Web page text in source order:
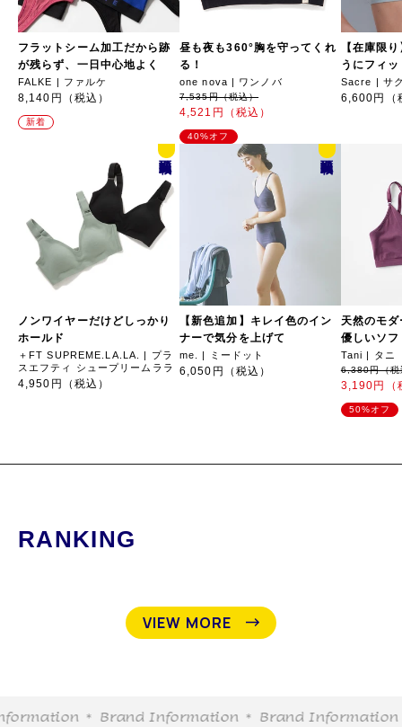
フラットシーム加工だから跡
が残らず、一日中心地よく
FALKE | ファルケ
8,140円（税込）
新着
昼も夜も360°胸を守ってくれ
る！
one nova | ワンノバ
7,535円（税込）
4,521円（税込）
40%オフ
【在庫限
うにフィッ
Sacre | サ
6,600円（
ノンワイヤーだけどしっかり
ホールド
＋FT SUPREME.LA.LA. | プラ
スエフティ シュープリームララ
4,950円（税込）
【新色追加】キレイ色のイン
ナーで気分を上げて
me. | ミードット
6,050円（税込）
天然のモ
優しいソ
Tani | タニ
6,380円（税
3,190円（
50%オフ
RANKING
VIEW MORE
＊ Brand Information ＊ Brand Information